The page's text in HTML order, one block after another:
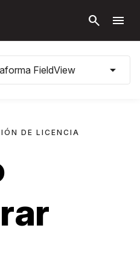
contenido
search menu
FieldView arrow_drop_down
DE LICENCIA